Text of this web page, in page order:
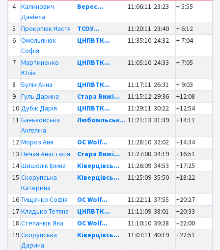
4
Калинович
Даніела
Верес... 11:06:11 23:23 + 5:55
5 Прокопюк Настя ТСОУ... 11:20:11 23:40
+ 6:12
6
Омельянюк
Софія
ЦНПВТК... 11:35:10 24:32 + 7:04
7
Мартиненко
Юлія
ЦНПВТК... 11:05:10 24:33 + 7:05
8 Булік Анна ЦНПВТК... 11:17:11 26:31
+ 9:03
9
Гуль Дарина Стара Вижі... 11:15:12 29:36
+12:08
10 Дубік Дарія ЦНПВТК... 11:29:11 30:22
+12:54
11 Баньковська
Ангеліна
Любомльськ... 11:21:13 31:39 +14:11
12 Мороз Аня OC Wolf... 11:28:10 32:02
+14:34
13 Нечая Анастасія Стара Вижі... 11:27:08 34:19
+16:51
14 Шишолік Ірина Ківерцівсь... 11:26:09 34:53
+17:25
15 Скорупська
Катерина
Ківерцівсь... 11:25:09 35:50 +18:22
16 Тищенко Софія OC Wolf... 11:22:11 37:55
+20:27
17 Кладько Тетяна ЦНПВТК... 11:11:09 38:01
+20:33
18 Степанюк Яна OC Wolf... 11:10:10 39:28
+22:00
19 Скорупська
Дарина
Ківерцівсь... 11:07:11 40:19 +22:51